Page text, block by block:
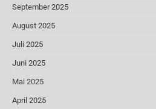
September 2025
August 2025
Juli 2025
Juni 2025
Mai 2025
April 2025